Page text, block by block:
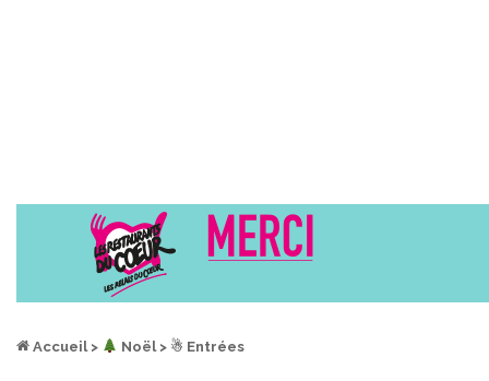
Accueil > ︎ Noël > ☃ Entrées